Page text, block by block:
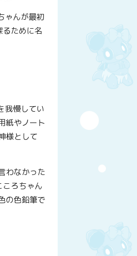
ゃんが最初
ために名
我慢してい
紙やノート
様として
わなかった
ろちゃん
の色鉛筆で